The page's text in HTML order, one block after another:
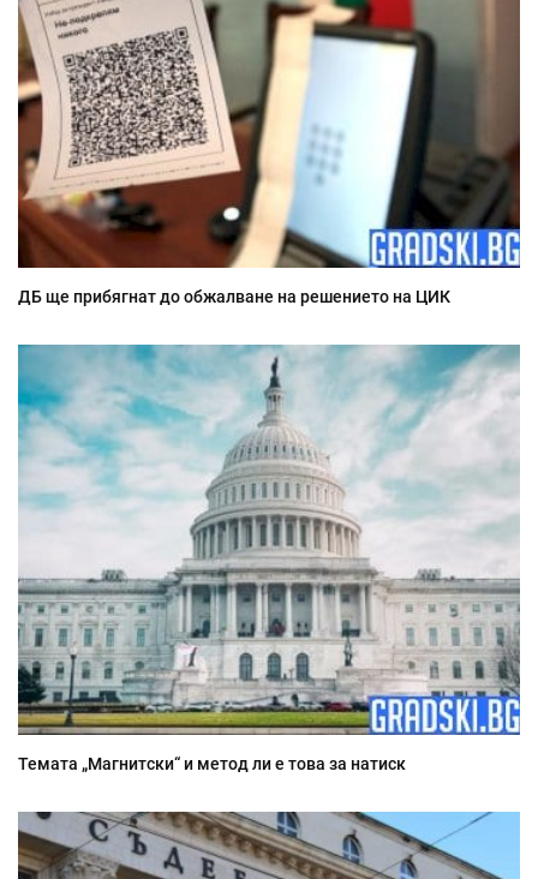
ДБ ще прибягнат до обжалване на решението на ЦИК
Темата „Магнитски“ и метод ли е това за натиск